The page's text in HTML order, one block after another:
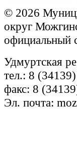
© 2026
округ
официальный
Удмуртская
тел.: 8
факс: 8
Эл. почта: